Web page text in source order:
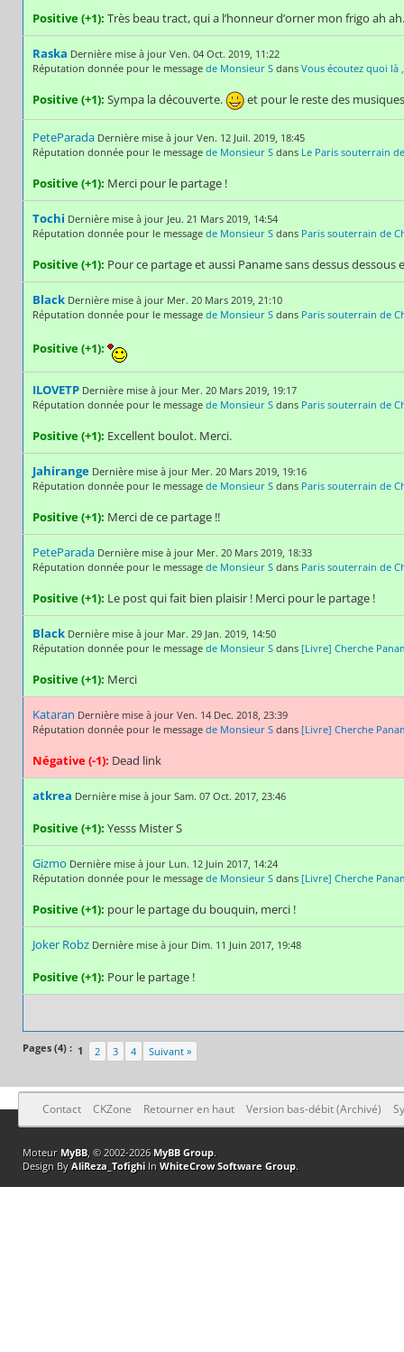
Positive (+1): Très beau tract, qui a l’honneur d’orner mon frigo ah ah.
Raska Dernière mise à jour Ven. 04 Oct. 2019, 11:22
Réputation donnée pour le message de Monsieur S dans Vous écoutez quoi là
Positive (+1): Sympa la découverte. et pour le reste des
PeteParada Dernière mise à jour Ven. 12 Juil. 2019, 18:45
Réputation donnée pour le message de Monsieur S dans Le Paris souterrain
Positive (+1): Merci pour le partage !
Tochi Dernière mise à jour Jeu. 21 Mars 2019, 14:54
Réputation donnée pour le message de Monsieur S dans Paris souterrain de
Positive (+1): Pour ce partage et aussi Paname sans dessus dessous
Black Dernière mise à jour Mer. 20 Mars 2019, 21:10
Réputation donnée pour le message de Monsieur S dans Paris souterrain de
Positive (+1):
ILOVETP Dernière mise à jour Mer. 20 Mars 2019, 19:17
Réputation donnée pour le message de Monsieur S dans Paris souterrain de
Positive (+1): Excellent boulot. Merci.
Jahirange Dernière mise à jour Mer. 20 Mars 2019, 19:16
Réputation donnée pour le message de Monsieur S dans Paris souterrain de
Positive (+1): Merci de ce partage !!
PeteParada Dernière mise à jour Mer. 20 Mars 2019, 18:33
Réputation donnée pour le message de Monsieur S dans Paris souterrain de
Positive (+1): Le post qui fait bien plaisir ! Merci pour le partage !
Black Dernière mise à jour Mar. 29 Jan. 2019, 14:50
Réputation donnée pour le message de Monsieur S dans [Livre] Cherche
Positive (+1): Merci
Kataran Dernière mise à jour Ven. 14 Dec. 2018, 23:39
Réputation donnée pour le message de Monsieur S dans [Livre] Cherche
Négative (-1): Dead link
atkrea Dernière mise à jour Sam. 07 Oct. 2017, 23:46
Positive (+1): Yesss Mister S
Gizmo Dernière mise à jour Lun. 12 Juin 2017, 14:24
Réputation donnée pour le message de Monsieur S dans [Livre] Cherche
Positive (+1): pour le partage du bouquin, merci !
Joker Robz Dernière mise à jour Dim. 11 Juin 2017, 19:48
Positive (+1): Pour le partage !
Pages (4) : 1 2 3 4 Suivant »
Contact CKZone Retourner en haut Version bas-débit (Archivé)
Moteur MyBB, © 2002-2026 MyBB Group.
Design By AliReza_TofighiIn WhiteCrow Software Group.